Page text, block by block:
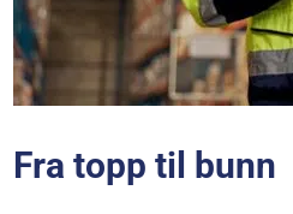
Fra topp til bunn